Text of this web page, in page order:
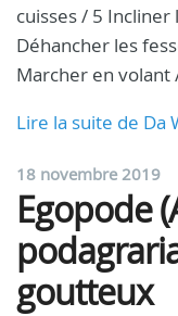
cuisses / 5
Déhancher les
Marcher en
Lire la suite de Da
18 novembre 2019
Egopode
goutteux